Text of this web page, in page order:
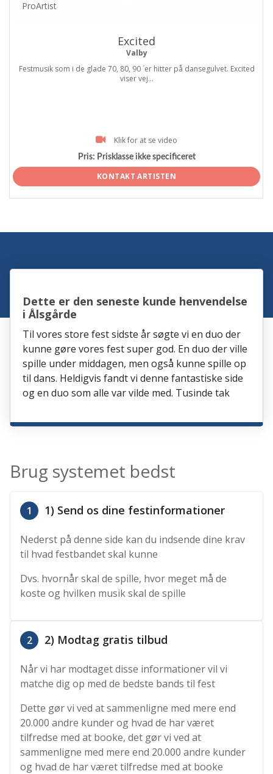
ProArtist
Excited
Valby
Festmusik som i de glade 70, 80, 90 ´er hitter på dansegulvet. Excited
viser vej...
Klik for at se video
Pris: Prisklasse ikke specificeret
KONTAKT ARTISTEN
Dette er den seneste kunde henvendelse
i Ålsgårde
Til vores store fest sidste år søgte vi en duo der
kunne gøre vores fest super god. En duo der ville
spille under middagen, men også kunne spille op
til dans. Heldigvis fandt vi denne fantastiske side
og en duo som alle var vilde med. Tusinde tak
Brug systemet bedst
1 1) Send os dine festinformationer
Nederst på denne side kan du indsende dine krav
til hvad festbandet skal kunne
Dvs. hvornår skal de spille, hvor meget må de
koste og hvilken musik skal de spille
2 2) Modtag gratis tilbud
Når vi har modtaget disse informationer vil vi
matche dig op med de bedste bands til fest
Dette gør vi ved at sammenligne med mere end
20.000 andre kunder og hvad de har været
tilfredse med at booke, det gør vi ved at
sammenligne med mere end 20.000 andre kunder
og hvad de har været tilfredse med at booke